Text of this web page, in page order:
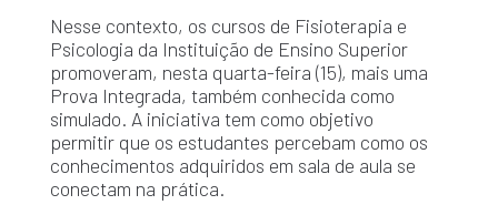
Nesse contexto, os cursos de Fisioterapia e
Psicologia da Instituição de Ensino Superior
promoveram, nesta quarta-feira (15), mais uma
Prova Integrada, também conhecida como
simulado. A iniciativa tem como objetivo
permitir que os estudantes percebam como os
conhecimentos adquiridos em sala de aula se
conectam na prática.